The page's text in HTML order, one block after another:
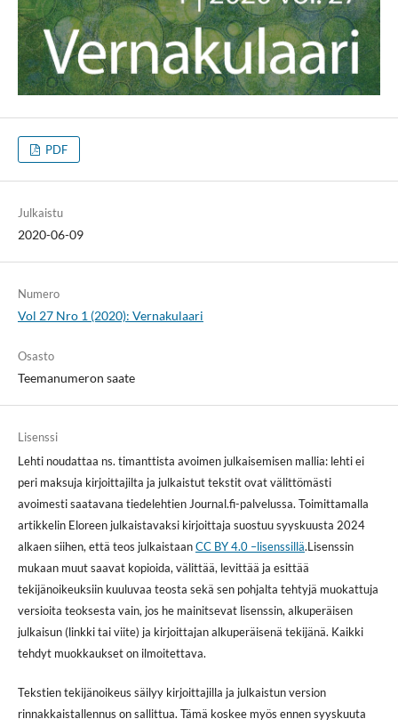
PDF
Julkaistu
2020-06-09
Numero
Vol 27 Nro 1 (2020): Vernakulaari
Osasto
Teemanumeron saate
Lisenssi
Lehti noudattaa ns. timanttista avoimen julkaisemisen mallia: lehti ei
peri maksuja kirjoittajilta ja julkaistut tekstit ovat välittömästi
avoimesti saatavana tiedelehtien Journal.fi-palvelussa. Toimittamalla
artikkelin Eloreen julkaistavaksi kirjoittaja suostuu syyskuusta 2024
alkaen siihen, että teos julkaistaanCC BY 4.0 –lisenssillä.Lisenssin
mukaan muut saavat kopioida, välittää, levittää ja esittää
tekijänoikeuksiin kuuluvaa teosta sekä sen pohjalta tehtyjä muokattuja
versioita teoksesta vain, jos he mainitsevat lisenssin, alkuperäisen
julkaisun (linkki tai viite) ja kirjoittajan alkuperäisenä tekijänä. Kaikki
tehdyt muokkaukset on ilmoitettava.
Tekstien tekijänoikeus säilyy kirjoittajilla ja julkaistun version
rinnakkaistallennus on sallittua. Tämä koskee myös ennen syyskuuta